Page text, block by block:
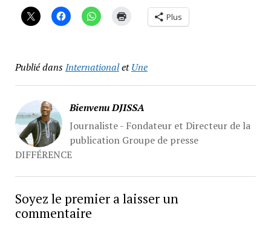
Plus
Publié dansInternationaletUne
Bienvenu DJISSA
Journaliste - Fondateur et Directeur de la
publication Groupe de presse
DIFFÉRENCE
Soyez le premier a laisser un
commentaire